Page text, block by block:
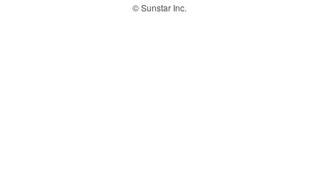
© Sunstar Inc.